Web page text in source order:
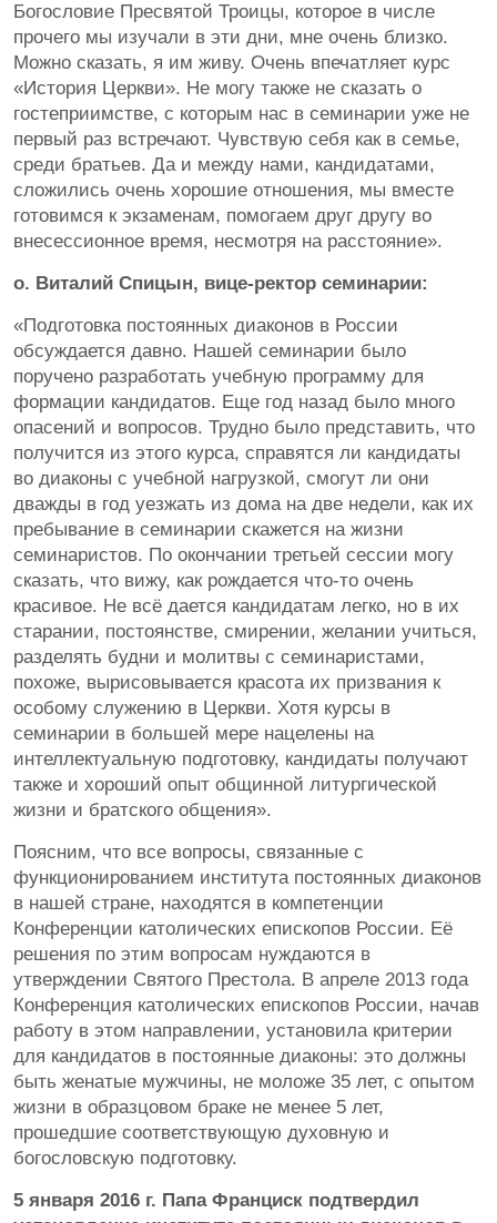
Богословие Пресвятой Троицы, которое в числе
прочего мы изучали в эти дни, мне очень близко.
Можно сказать, я им живу. Очень впечатляет курс
«История Церкви». Не могу также не сказать о
гостеприимстве, с которым нас в семинарии уже не
первый раз встречают. Чувствую себя как в семье,
среди братьев. Да и между нами, кандидатами,
сложились очень хорошие отношения, мы вместе
готовимся к экзаменам, помогаем друг другу во
внесессионное время, несмотря на расстояние».
о. Виталий Спицын, вице-ректор семинарии:
«Подготовка постоянных диаконов в России
обсуждается давно. Нашей семинарии было
поручено разработать учебную программу для
формации кандидатов. Еще год назад было много
опасений и вопросов. Трудно было представить, что
получится из этого курса, справятся ли кандидаты
во диаконы с учебной нагрузкой, смогут ли они
дважды в год уезжать из дома на две недели, как их
пребывание в семинарии скажется на жизни
семинаристов. По окончании третьей сессии могу
сказать, что вижу, как рождается что-то очень
красивое. Не всё дается кандидатам легко, но в их
старании, постоянстве, смирении, желании учиться,
разделять будни и молитвы с семинаристами,
похоже, вырисовывается красота их призвания к
особому служению в Церкви. Хотя курсы в
семинарии в большей мере нацелены на
интеллектуальную подготовку, кандидаты получают
также и хороший опыт общинной литургической
жизни и братского общения».
Поясним, что все вопросы, связанные с
функционированием института постоянных диаконов
в нашей стране, находятся в компетенции
Конференции католических епископов России. Её
решения по этим вопросам нуждаются в
утверждении Святого Престола. В апреле 2013 года
Конференция католических епископов России, начав
работу в этом направлении, установила критерии
для кандидатов в постоянные диаконы: это должны
быть женатые мужчины, не моложе 35 лет, с опытом
жизни в образцовом браке не менее 5 лет,
прошедшие соответствующую духовную и
богословскую подготовку.
5 января 2016 г. Папа Франциск подтвердил